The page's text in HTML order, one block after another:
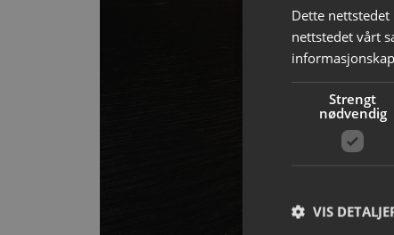
Dette
nettstedet vårt
Strengt
nødvendig
VIS